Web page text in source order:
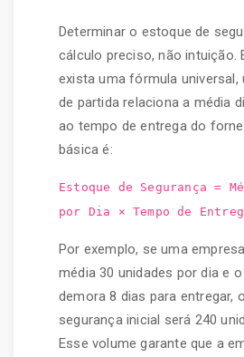
Determinar o estoque de
cálculo preciso, não intuição.
exista uma fórmula universal,
de partida relaciona a média
ao tempo de entrega do
básica é:
Estoque de Segurança =
por Dia × Tempo de
Por exemplo, se uma
média 30 unidades por dia e
demora 8 dias para entregar,
segurança inicial será 240
Esse volume garante que a